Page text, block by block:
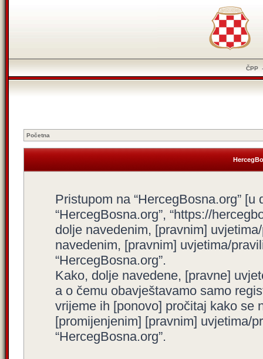
ČPP
Početna
Pristupom na “HercegBosna.org” [u
“HercegBosna.org”, “https://
dolje navedenim, [pravnim]
navedenim, [pravnim] uvjetima/
“HercegBosna.org”.
Kako, dolje navedene, [pravne]
a o čemu obavještavamo samo
vrijeme ih [ponovo] pročitaj kako se
[promijenjenim] [pravnim] uvjetima/
“HercegBosna.org”.